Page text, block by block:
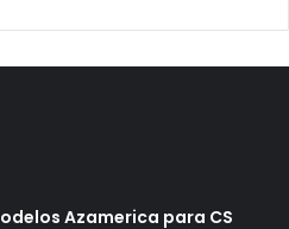
Azamerica para CS